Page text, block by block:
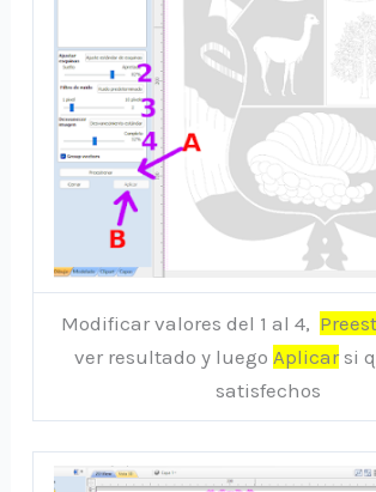
Modificar valores del 1 al 4,
ver resultado y luego Aplicarsi
satisfechos